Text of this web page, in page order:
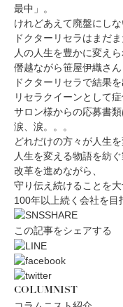
最中」。
けれどあえて廃盤にしな
ドクターリセラはまだ
人の人生を豊かに変え
僭越ながら笹屋伊織さん
ドクターリセラで結果を
リセラクイーンとして
サロン様からの応募書類
涙、涙。。。
どれだけの方々が人生を
人生を変える物語を紡ぐ
改革を進めながら、
守り伝え続けることを大
100年以上続く会社を目
この記事をシェアする
COLUMNIST